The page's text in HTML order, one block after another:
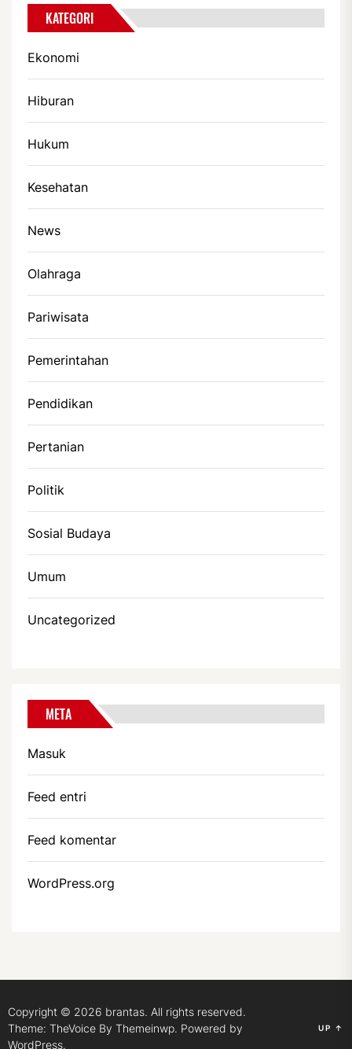
KATEGORI
Ekonomi
Hiburan
Hukum
Kesehatan
News
Olahraga
Pariwisata
Pemerintahan
Pendidikan
Pertanian
Politik
Sosial Budaya
Umum
Uncategorized
META
Masuk
Feed entri
Feed komentar
WordPress.org
Copyright © 2026 brantas. All rights reserved.
Theme: TheVoice By Themeinwp. Powered by
WordPress.
UP ↑